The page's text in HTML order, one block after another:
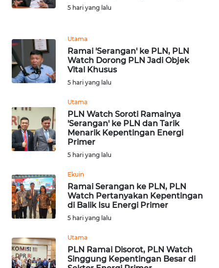
5 hari yang lalu
Utama
Ramai 'Serangan' ke PLN, PLN
Watch Dorong PLN Jadi Objek
Vital Khusus
5 hari yang lalu
Utama
PLN Watch Soroti Ramainya
'Serangan' ke PLN dan Tarik
Menarik Kepentingan Energi
Primer
5 hari yang lalu
Ekuin
Ramai Serangan ke PLN, PLN
Watch Pertanyakan Kepentingan
di Balik Isu Energi Primer
5 hari yang lalu
Utama
PLN Ramai Disorot, PLN Watch
Singgung Kepentingan Besar di
WN
BENGKULU
WN
JATENG
NUSANTARA
WN
JOGJA
WN
JATIM